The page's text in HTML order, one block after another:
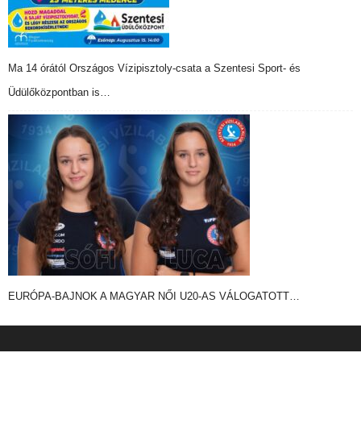
Ma 14 órától Országos Vízipisztoly-csata a Szentesi Sport- és
Üdülőközpontban is…
EURÓPA-BAJNOK A MAGYAR NŐI U20-AS VÁLOGATOTT…